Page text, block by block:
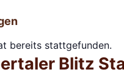
bereits stattgefunden.
Blitz